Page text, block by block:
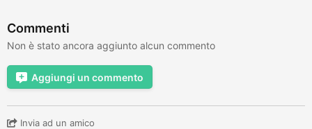
Commenti
Non è stato ancora aggiunto alcun commento
Aggiungi un commento
Invia ad un amico